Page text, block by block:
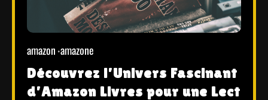
amazon amazone
Découvrez l’Univers Fascinant
d’Amazon Livres pour une Lect